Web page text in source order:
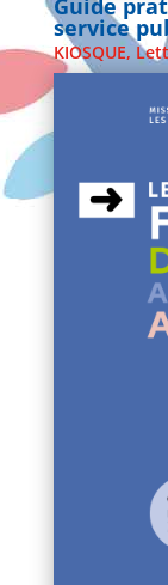
service
KIOSQUE,